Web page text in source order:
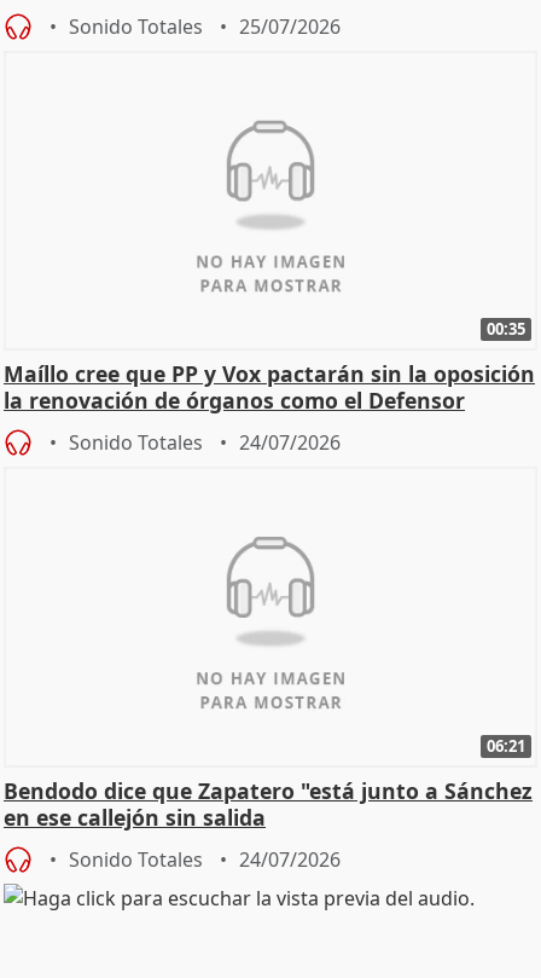
Sonido Totales 25/07/2026
00:35
Maíllo cree que PP y Vox pactarán sin la oposición
la renovación de órganos como el Defensor
Sonido Totales 24/07/2026
06:21
Bendodo dice que Zapatero "está junto a Sánchez
en ese callejón sin salida
Sonido Totales 24/07/2026